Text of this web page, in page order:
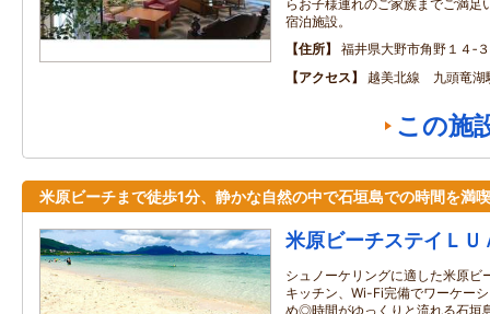
らお子様連れのご家族までご満足
宿泊施設。
住所
福井県大野市角野１４‐３
アクセス
越美北線 九頭竜
この施
米原ビーチまで徒歩1分、静かな自然の中で石垣島での時間を満喫
米原ビーチステイＬＵ
シュノーケリングに適した米原ビ
キッチン、Wi-Fi完備でワーケー
め◎時間がゆっくりと流れる石垣